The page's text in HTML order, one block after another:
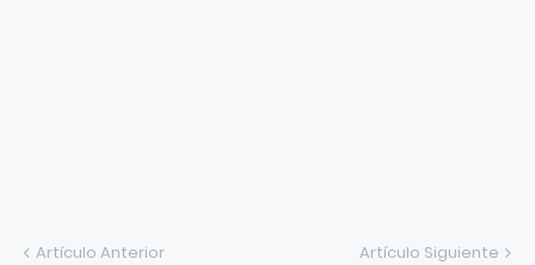
Artículo Anterior Artículo Siguiente